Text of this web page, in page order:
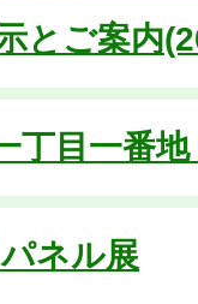
とご案内
丁目一番
ネル展